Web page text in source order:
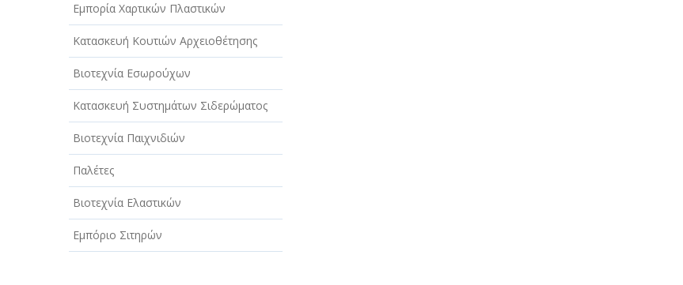
Εμπορία Χαρτικών Πλαστικών
Κατασκευή Κουτιών Αρχειοθέτησης
Βιοτεχνία Εσωρούχων
Κατασκευή Συστημάτων Σιδερώματος
Βιοτεχνία Παιχνιδιών
Παλέτες
Βιοτεχνία Ελαστικών
Εμπόριο Σιτηρών